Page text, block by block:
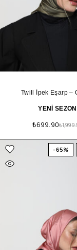
Twill İpek Eşarp –
YENİ SEZON
₺
₺699.90
-65%